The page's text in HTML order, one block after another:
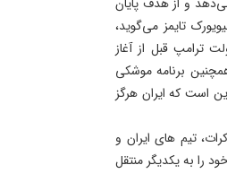
تایمز می‌گوید،
ترامپ قبل از آغاز
برنامه موشکی
است که ایران هرگز
تیم های ایران و
را به یکدیگر منتقل